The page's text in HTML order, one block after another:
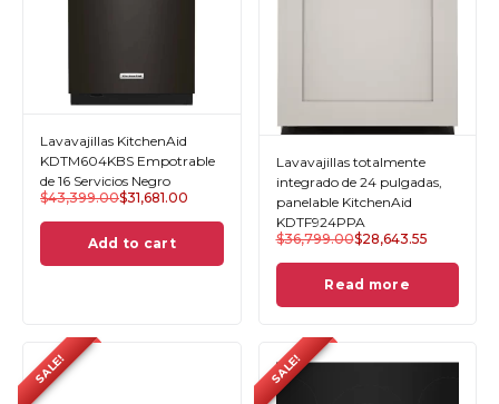
Lavavajillas KitchenAid
KDTM604KBS Empotrable
de 16 Servicios Negro
$43,399.00$31,681.00
Add to cart
Lavavajillas totalmente
integrado de 24 pulgadas,
panelable KitchenAid
KDTF924PPA
$36,799.00$28,643.55
Read more
SALE! SALE!